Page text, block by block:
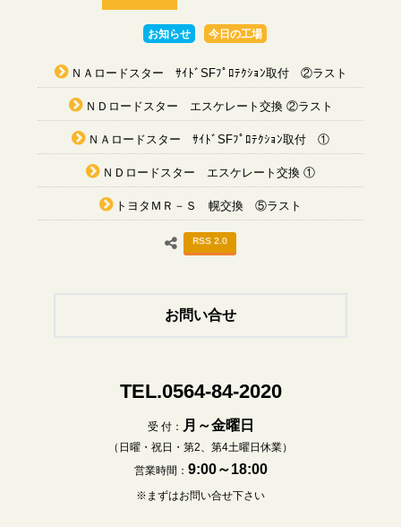
お知らせ 今日の工場
ＮＡロードスター ｻｲﾄﾞSFﾌﾟﾛﾃｸｼｮﾝ取付 ②ラスト
ＮＤロードスター エスケレート交換 ②ラスト
ＮＡロードスター ｻｲﾄﾞSFﾌﾟﾛﾃｸｼｮﾝ取付 ①
ＮＤロードスター エスケレート交換 ①
トヨタＭＲ－Ｓ 幌交換 ⑤ラスト
RSS 2.0
お問い合せ
TEL.0564-84-2020
受 付： 月～金曜日
（日曜・祝日・第2、第4土曜日休業）
営業時間： 9:00～18:00
※まずはお問い合せ下さい